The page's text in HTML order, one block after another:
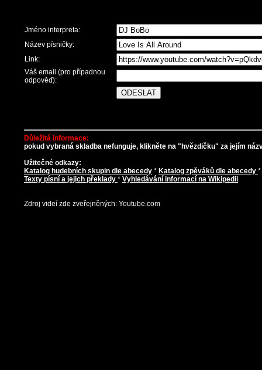
Jméno interpreta:
Název písničky:
Link:
Váš email (pro případnou
odpověď):
Důležitá informace:
pokud vybraná skladba nefunguje, klikněte na "hvězdičku" za jejím
Užitečné odkazy:
Katalog hudebních skupin dle abecedy * Katalog zpěváků dle abecedy *
Texty písní a jejich překlady * Vyhledávání informací na Wikipedii
Zdroj videí zde zveřejněných: Youtube.com